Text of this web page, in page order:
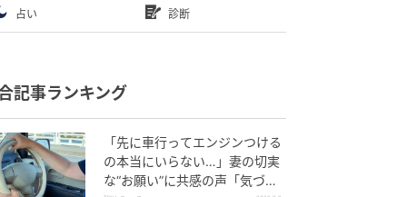
占い 診断
記事ランキング
「先に車行ってエンジンつける
の本当にいらない…」妻の切実
な“お願い”に共感の声「気づか